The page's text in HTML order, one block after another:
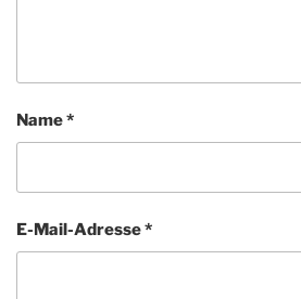
Name*
E-Mail-Adresse*